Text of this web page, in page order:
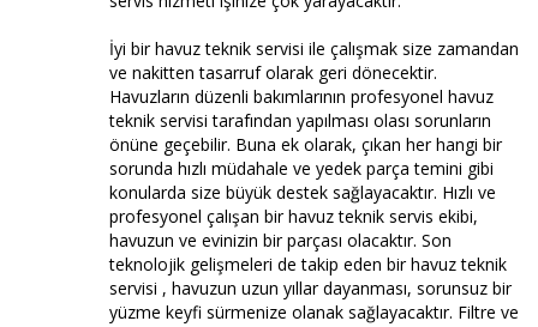
İyi bir havuz teknik servisi ile çalışmak size zamandan
ve nakitten tasarruf olarak geri dönecektir.
Havuzların düzenli bakımlarının profesyonel havuz
teknik servisi tarafından yapılması olası sorunların
önüne geçebilir. Buna ek olarak, çıkan her hangi bir
sorunda hızlı müdahale ve yedek parça temini gibi
konularda size büyük destek sağlayacaktır. Hızlı ve
profesyonel çalışan bir havuz teknik servis ekibi,
havuzun ve evinizin bir parçası olacaktır. Son
teknolojik gelişmeleri de takip eden bir havuz teknik
servisi , havuzun uzun yıllar dayanması, sorunsuz bir
yüzme keyfi sürmenize olanak sağlayacaktır. Filtre ve